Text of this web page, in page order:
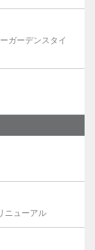
ガーデンスタイ
ニューアル